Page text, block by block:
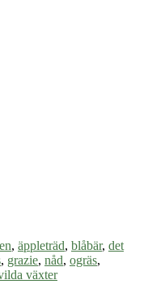
, äppleträd, blåbär, det
, grazie, nåd, ogräs,
växter